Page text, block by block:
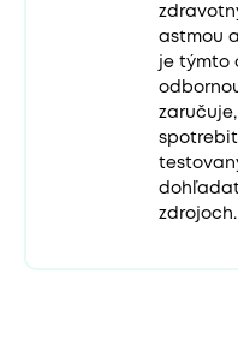
astmou
je týmto
zdrojoch.